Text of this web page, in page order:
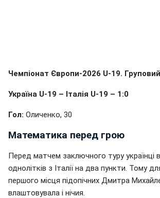
Чемпіонат Європи-2026 U-19.
Україна U-19 – Італія U-19 – 1:0
Гол: Оличенко, 30
Математика перед грою
Перед матчем заключного туру українці
однолітків з Італії на два пункти. Тому
першого місця підопічних Дмитра
влаштовувала і нічия.